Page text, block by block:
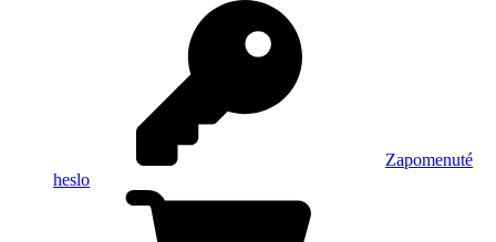
Zapomenuté
heslo